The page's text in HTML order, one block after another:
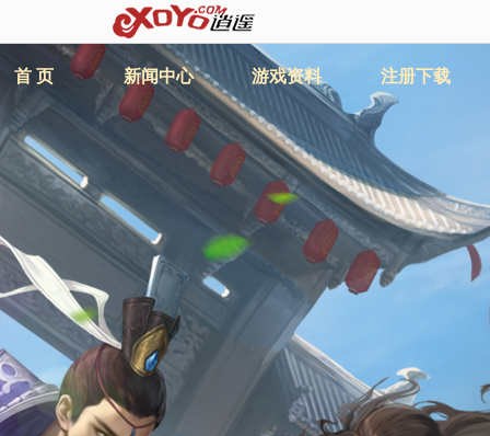
首 页 新闻中心 游戏资料 注册下载